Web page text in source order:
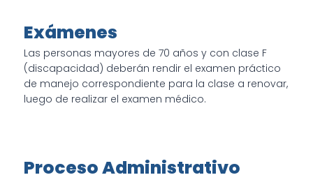
Exámenes
Las personas mayores de 70 años y con clase F
(discapacidad) deberán rendir el examen práctico
de manejo correspondiente para la clase a renovar,
luego de realizar el examen médico.
Proceso Administrativo